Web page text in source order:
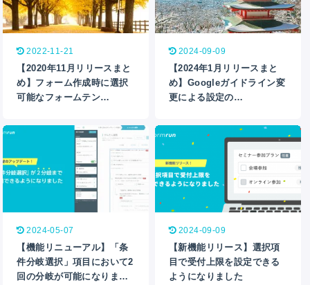
2022-11-21
【2020年11月リリースまと
め】フォーム作成時に選択
可能なフォームテン…
2024-09-09
【2024年1月リリースまと
め】Googleガイドライン変
更による設定の…
2024-05-07
【機能リニューアル】「条
件分岐選択」項目において2
回の分岐が可能になりま…
2024-09-09
【新機能リリース】選択項
目で受付上限を設定できる
ようになりました